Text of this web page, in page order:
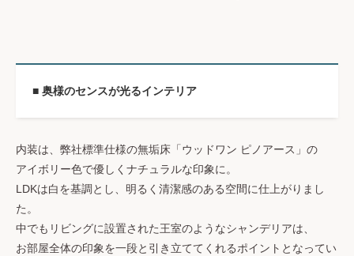
■ 奥様のセンスが光るインテリア
内装は、弊社標準仕様の無垢床「ウッドワン ピノアース」の
アイボリー色で優しくナチュラルな印象に。
LDKは白を基調とし、明るく清潔感のある空間に仕上がりまし
た。
中でもリビングに設置された王室のようなシャンデリアは、
お部屋全体の印象を一段と引き立ててくれるポイントとなってい